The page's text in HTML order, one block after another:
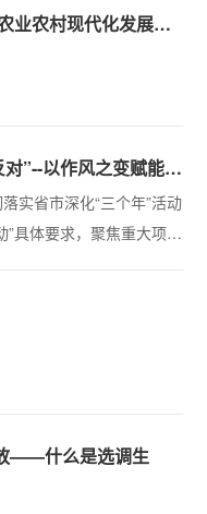
澎湃改革新动力 绘就农业农村现代化发展新篇章
“四讲一围绕 八抓五反对”--以作风之变赋能千阳高质量发展
实省市深化“三个年”活动
”具体要求，聚焦重大项
——什么是选调生